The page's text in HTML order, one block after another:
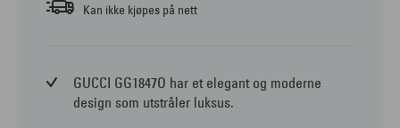
Kan ikke kjøpes på nett
GUCCI GG1847O har et elegant og moderne
design som utstråler luksus.